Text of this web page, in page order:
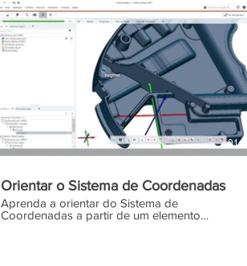
01:57
Orientar o Sistema de Coordenadas
Aprenda a orientar do Sistema de
Coordenadas a partir de um elemento